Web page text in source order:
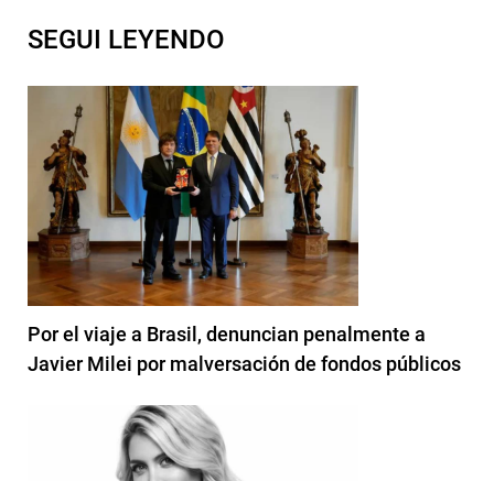
SEGUI LEYENDO
Por el viaje a Brasil, denuncian penalmente a
Javier Milei por malversación de fondos públicos